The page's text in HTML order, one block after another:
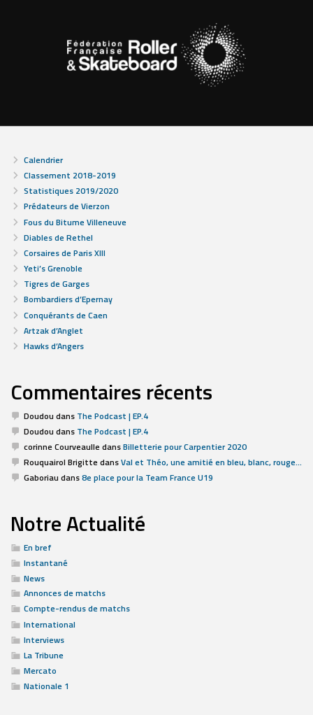
Calendrier
Classement 2018-2019
Statistiques 2019/2020
Prédateurs de Vierzon
Fous du Bitume Villeneuve
Diables de Rethel
Corsaires de Paris XIII
Yeti’s Grenoble
Tigres de Garges
Bombardiers d’Epernay
Conquérants de Caen
Artzak d’Anglet
Hawks d’Angers
Commentaires récents
Doudou dans The Podcast | EP.4
Doudou dans The Podcast | EP.4
corinne CourveaulledansBilletterie pour Carpentier 2020
Rouquairol BrigittedansVal et Théo, une amitié en bleu, blanc, rouge…
Gaboriau dans8e place pour la Team France U19
Notre Actualité
En bref
Instantané
News
Annonces de matchs
Compte-rendus de matchs
International
Interviews
La Tribune
Mercato
Nationale 1